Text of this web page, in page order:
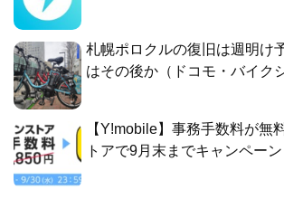
札幌ポロクルの復旧は週明け
はその後か（ドコモ・バイク
【Y!mobile】事務手数料が無
トアで9月末までキャンペーン